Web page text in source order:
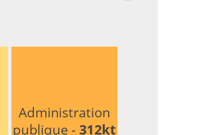
Administration
publique - 312kt